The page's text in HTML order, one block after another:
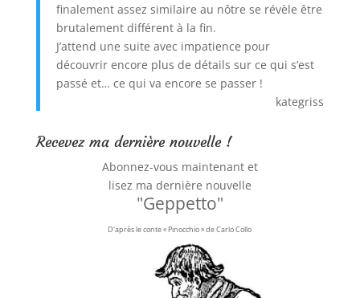
finalement assez similaire au nôtre se révèle être
brutalement différent à la fin.
J’attend une suite avec impatience pour
découvrir encore plus de détails sur ce qui s’est
passé et… ce qui va encore se passer !
kategriss
Recevez ma dernière nouvelle !
Abonnez-vous maintenant et
lisez ma dernière nouvelle
"Geppetto"
D'après le conte « Pinocchio » de Carlo Collo